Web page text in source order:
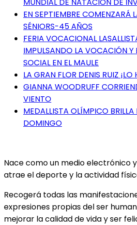
EN SEPTIEMBRE COMENZARÁ
SÉNIORS-45 AÑOS
FERIA VOCACIONAL
IMPULSANDO LA VOCACIÓN Y
SOCIAL EN EL MAULE
LA GRAN FLOR DENIS RUIZ
GIANNA WOODRUFF
VIENTO
MEDALLISTA OLÍMPICO
DOMINGO
Nace como un medio electrónico
atrae el deporte y la actividad
Recogerá todas las
expresiones propias del ser
mejorar la calidad de vida y ser